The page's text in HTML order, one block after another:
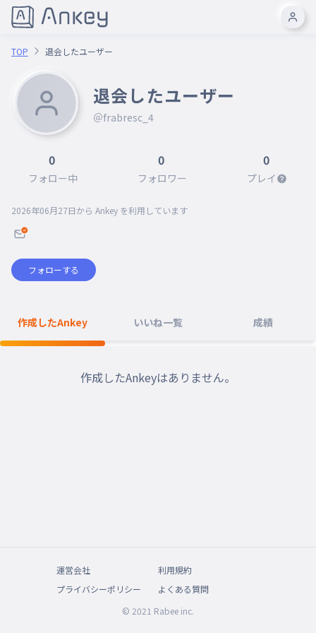
TOP 退会したユーザー
退会したユーザー
＠frabresc_4
0
フォロー中
0
フォロワー
0
プレイ
2026年06月27日から Ankey を利用しています
フォローする
作成したAnkey いいね一覧 成績
作成したAnkeyはありません。
運営会社
利用規約
プライバシーポリシー
よくある質問
© 2021 Rabee inc.